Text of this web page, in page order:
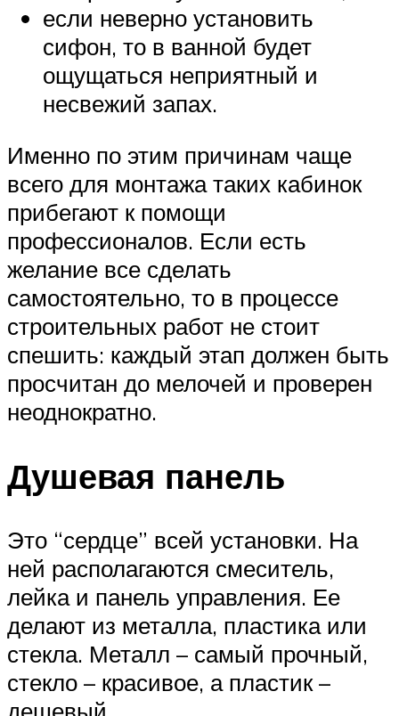
если неверно установить
сифон, то в ванной будет
ощущаться неприятный и
несвежий запах.
Именно по этим причинам чаще
всего для монтажа таких кабинок
прибегают к помощи
профессионалов. Если есть
желание все сделать
самостоятельно, то в процессе
строительных работ не стоит
спешить: каждый этап должен быть
просчитан до мелочей и проверен
неоднократно.
Душевая панель
Это “сердце” всей установки. На
ней располагаются смеситель,
лейка и панель управления. Ее
делают из металла, пластика или
стекла. Металл – самый прочный,
стекло – красивое, а пластик –